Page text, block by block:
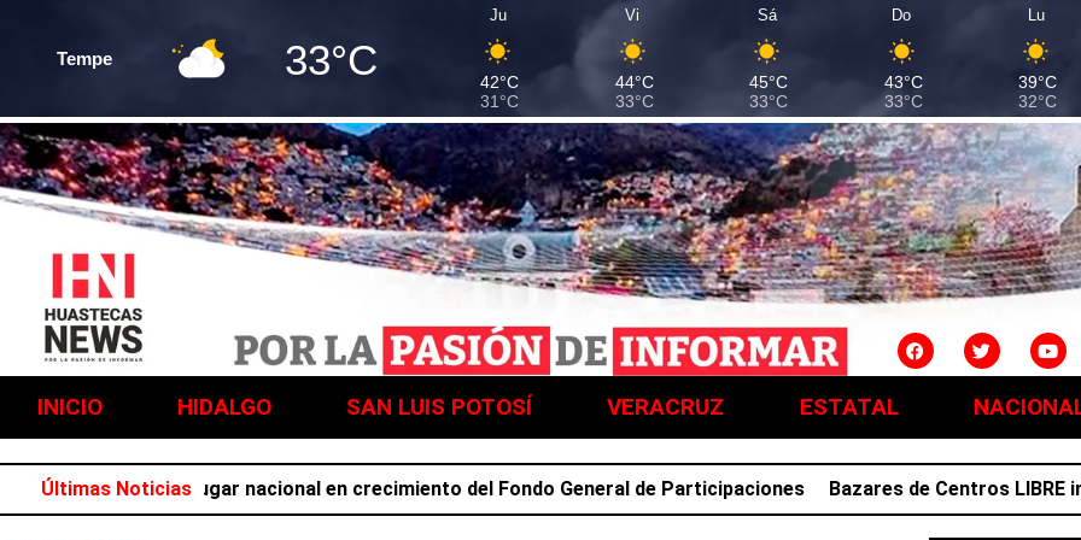
Tempe 33°C
Ju
42°C
31°C
Vi
44°C
33°C
Sá
45°C
33°C
Do
43°C
33°C
Lu
39°C
32°C
INICIO HIDALGO SAN LUIS POTOSÍ VERACRUZ ESTATAL
Últimas Noticias
el primer lugar nacional en crecimiento del Fondo General de Participaciones Bazares de Centros LIBRE